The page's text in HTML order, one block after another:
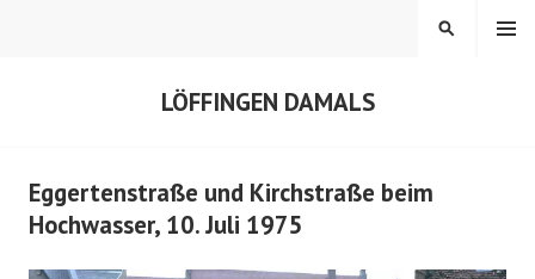
LÖFFINGEN DAMALS
MENÜ
SUCHEN
Eggertenstraße und Kirchstraße beim
Hochwasser, 10. Juli 1975